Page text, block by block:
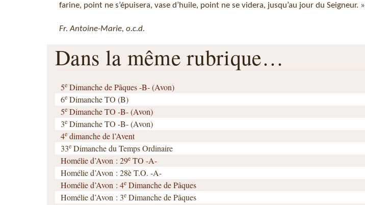
farine, point ne s’épuisera, vase d’huile, point ne se videra, jusqu’au jour du Seigneur. »
Fr. Antoine-Marie, o.c.d.
Dans la même rubrique…
5e Dimanche de Pâques -B- (Avon)
6e Dimanche TO (B)
5e Dimanche TO -B- (Avon)
3e Dimanche TO -B- (Avon)
4e dimanche de l’Avent
33e Dimanche du Temps Ordinaire
Homélie d’Avon : 29e TO -A-
Homélie d’Avon : 28è T.O. -A-
Homélie d’Avon : 4e Dimanche de Pâques
Homélie d’Avon : 3e Dimanche de Pâques